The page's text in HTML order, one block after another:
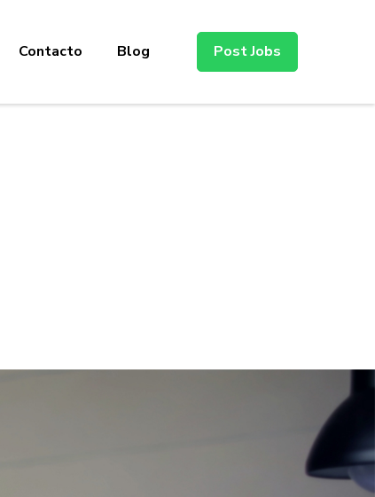
Contacto Blog Post Jobs